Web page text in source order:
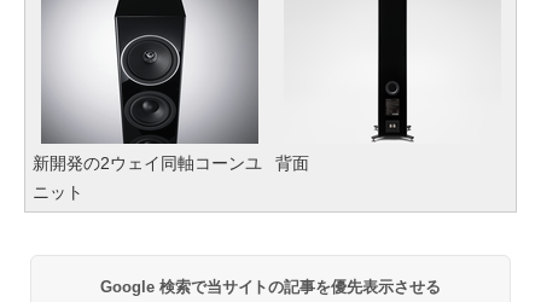
新開発の2ウェイ同軸コーンユ
ニット
背面
Google 検索で当サイトの記事を優先表示させる